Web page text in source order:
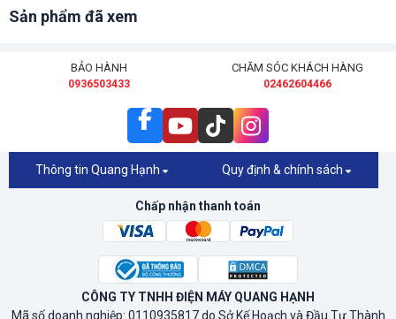
Sản phẩm đã xem
BẢO HÀNH
0936503433
CHĂM SÓC KHÁCH HÀNG
02462604466
Thông tin Quang Hạnh Quy định & chính sách
Chấp nhận thanh toán
CÔNG TY TNHH ĐIỆN MÁY QUANG HẠNH
Mã số doanh nghiệp: 0110935817 do Sở Kế Hoạch và Đầu Tư Thành